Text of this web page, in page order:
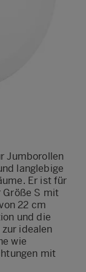
Jumborollen
langlebige
Er ist für
Größe S mit
22 cm
und die
idealen
wie
mit